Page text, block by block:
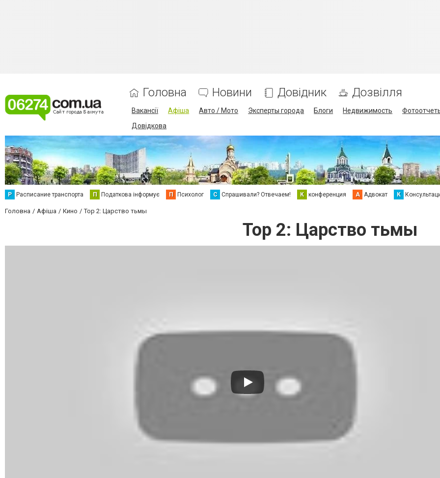
Головна Новини Довідник Дозвілля
Вакансії Афіша Авто / Мото Эксперты города Блоги Недвижимость
Довідкова
Р Расписание транспорта П Податкова інформує П Психолог С Спрашивали? Отвечаем! К конференция А Адвокат К
Головна Афіша Кино Тор 2: Царство тьмы
Тор 2: Царство тьмы